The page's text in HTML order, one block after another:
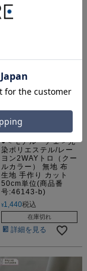
詳細を見る
●＜モナルーチェ＞先
染ポリエステル/レー
ヨン2WAYトロ（クー
ルカラー） 無地 布
生地 手作り カット
50cm単位(商品番
号:46143-b)
¥1,440税込
在庫切れ
詳細を見る